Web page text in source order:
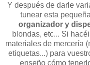
Y después de darle
tunear esta
organizador y
blondas, etc... Si
materiales de mercería
etiquetas...) para
enseño cómo